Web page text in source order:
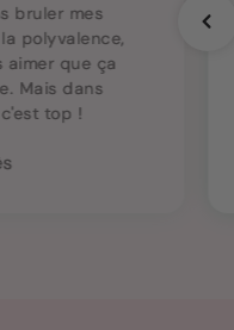
bruler mes
polyvalence,
aimer que ça
Mais dans
top !